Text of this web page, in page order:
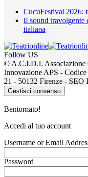
CucuFestival 2026:
Il sound travolgente
italiana
Follow US
© A.C.I.D.I. Associazione
Innovazione APS -
21 - 50132 Firenze -
Gestisci consenso
Bentornato!
Accedi al tuo account
Username or Email
Password